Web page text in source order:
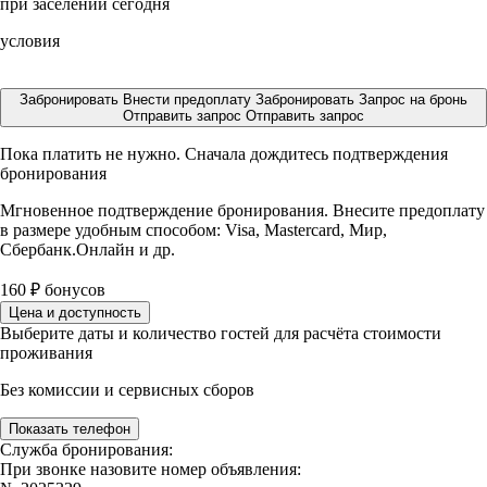
при заселении сегодня
условия
Забронировать Внести предоплату Забронировать Запрос на бронь
Отправить запрос Отправить запрос
Пока платить не нужно. Сначала дождитесь подтверждения
бронирования
Мгновенное подтверждение бронирования. Внесите предоплату
в размере удобным способом: Visa, Mastercard, Мир,
Сбербанк.Онлайн и др.
160 ₽ бонусов
Цена и доступность
Выберите даты и количество гостей для расчёта стоимости
проживания
Без комиссии и сервисных сборов
Показать телефон
Служба бронирования:
При звонке назовите номер объявления: